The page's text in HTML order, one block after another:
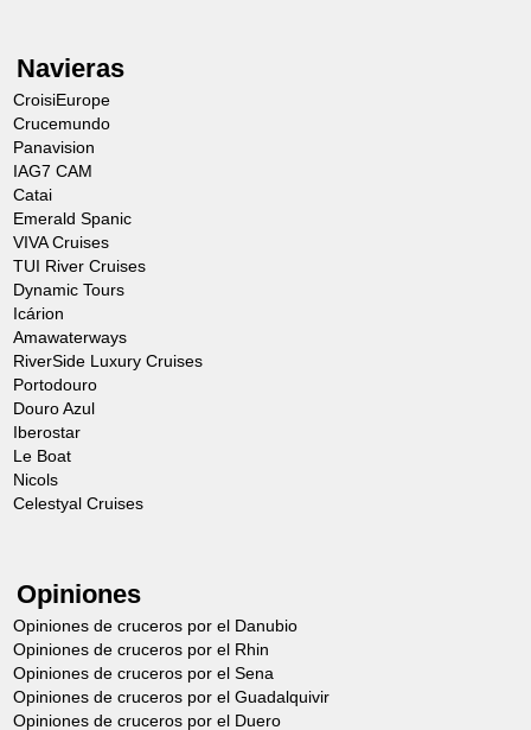
Navieras
CroisiEurope
Crucemundo
Panavision
IAG7 CAM
Catai
Emerald Spanic
VIVA Cruises
TUI River Cruises
Dynamic Tours
Icárion
Amawaterways
RiverSide Luxury Cruises
Portodouro
Douro Azul
Iberostar
Le Boat
Nicols
Celestyal Cruises
Opiniones
Opiniones de cruceros por el Danubio
Opiniones de cruceros por el Rhin
Opiniones de cruceros por el Sena
Opiniones de cruceros por el Guadalquivir
Opiniones de cruceros por el Duero